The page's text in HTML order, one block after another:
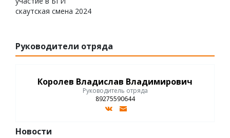
скаутская смена 2024
Руководители отряда
Королев Владислав Владимирович
Руководитель отряда
89275590644
Новости